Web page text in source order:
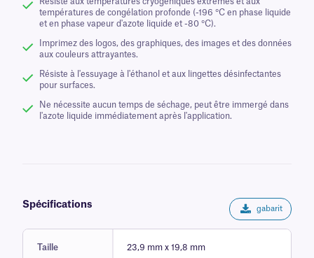
températures de congélation profonde (-196 °C en phase liquide
et en phase vapeur d'azote liquide et -80 °C).
Imprimez des logos, des graphiques, des images et des données
aux couleurs attrayantes.
Résiste à l'essuyage à l'éthanol et aux lingettes désinfectantes
pour surfaces.
Ne nécessite aucun temps de séchage, peut être immergé dans
l'azote liquide immédiatement après l'application.
Spécifications gabarit
Taille 23,9 mm x 19,8 mm